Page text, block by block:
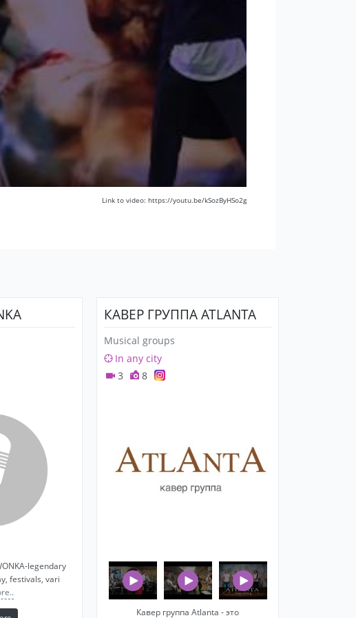
Link to video: https://youtu.be/kSozByHSo2g
legendary
festivals, vari
КАВЕР ГРУППА ATLANTA
Musical groups
In any city
3
8
Кавер группа Atlanta - это